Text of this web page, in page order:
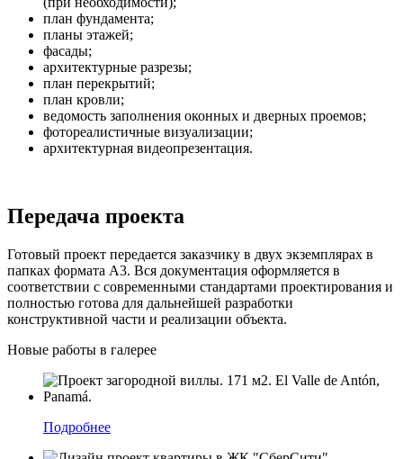
план фундамента;
планы этажей;
фасады;
архитектурные разрезы;
план перекрытий;
план кровли;
ведомость заполнения оконных и дверных проемов;
фотореалистичные визуализации;
архитектурная видеопрезентация.
Передача проекта
Готовый проект передается заказчику в двух экземплярах в
папках формата А3. Вся документация оформляется в
соответствии с современными стандартами проектирования и
полностью готова для дальнейшей разработки
конструктивной части и реализации объекта.
Новые работы в галерее
Подробнее